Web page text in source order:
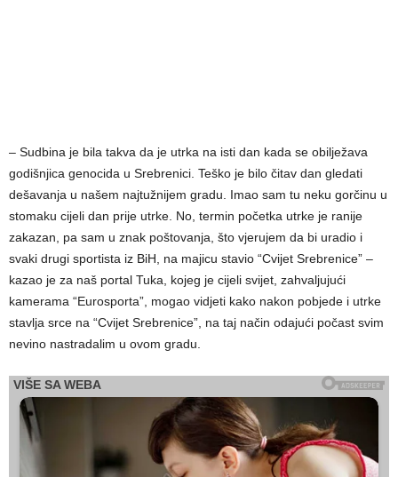
– Sudbina je bila takva da je utrka na isti dan kada se obilježava
godišnjica genocida u Srebrenici. Teško je bilo čitav dan gledati
dešavanja u našem najtužnijem gradu. Imao sam tu neku gorčinu u
stomaku cijeli dan prije utrke. No, termin početka utrke je ranije
zakazan, pa sam u znak poštovanja, što vjerujem da bi uradio i
svaki drugi sportista iz BiH, na majicu stavio “Cvijet Srebrenice” –
kazao je za naš portal Tuka, kojeg je cijeli svijet, zahvaljujući
kamerama “Eurosporta”, mogao vidjeti kako nakon pobjede i utrke
stavlja srce na “Cvijet Srebrenice”, na taj način odajući počast svim
nevino nastradalim u ovom gradu.